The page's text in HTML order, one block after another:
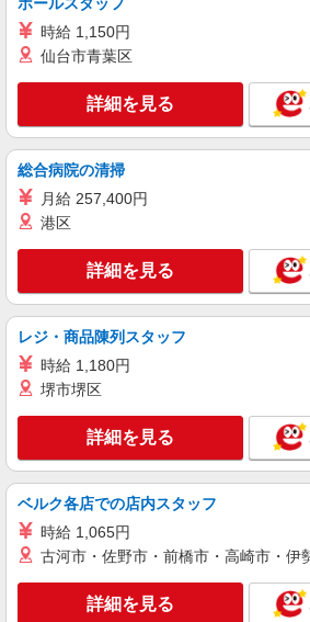
埼玉県三郷市 【最寄
株式会社トラストグロース 新宿本社 第3
時給：准看護師2000
埼玉県三郷市
キープ
職業紹介
株式会社kotrio /●SW-S-2022438
新三郷駅＊未経験ス
看護助手/週3〜OK
時給1550円〜2312円
ン代含む)＞
三郷市
キープ
派遣社員
株式会社kotrio /●SI-H-2076266
時給 1,150円
仙台市青葉区
詳細を見る
総合病院の清掃
月給 257,400円
港区
詳細を見る
レジ・商品陳列スタッフ
時給 1,180円
堺市堺区
詳細を見る
ベルク各店での店内スタッフ
時給 1,065円
古河市・佐野市・前橋市・高崎市・
詳細を見る